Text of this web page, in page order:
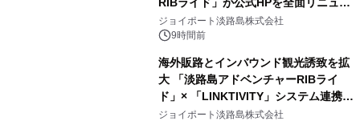
アル！ ～スマホで即予約完了の「スマ
ート設計」へ刷新～
ジョイポート淡路島株式会社
9時間前
海外販路とインバウンド観光誘致を拡
大 「淡路島アドベンチャーRIBライ
ド」× 「LINKTIVITY」システム連携を
開始！
ジョイポート淡路島株式会社